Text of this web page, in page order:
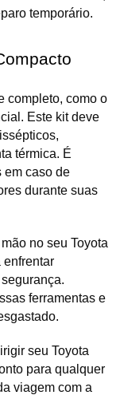
temporário.
completo, como o
Este kit deve
térmica. É
em caso de
durante suas
no seu Toyota
enfrentar
ferramentas e
seu Toyota
para qualquer
viagem com a